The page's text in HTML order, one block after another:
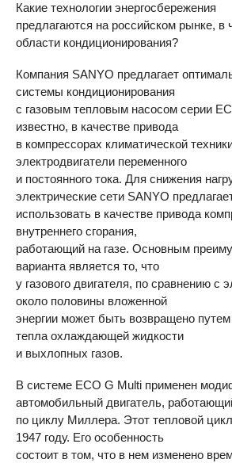
Какие технологии энергосбережения
предлагаются на российском рынке, в
области кондиционирования?
Компания SANYO предлагает
системы кондиционирования
с газовым тепловым насосом серии
известно, в качестве привода
в компрессорах климатической
электродвигатели переменного
и постоянного тока. Для снижения
электрические сети SANYO
использовать в качестве привода
внутреннего сгорания,
работающий на газе. Основным
варианта является то, что
у газового двигателя, по сравнению с
около половины вложенной
энергии может быть возвращено
тепла охлаждающей жидкости
и выхлопных газов.
В системе ECO G Multi применен
автомобильный двигатель,
по циклу Миллера. Этот тепловой
1947 году. Его особенность
состоит в том, что в нем изменено